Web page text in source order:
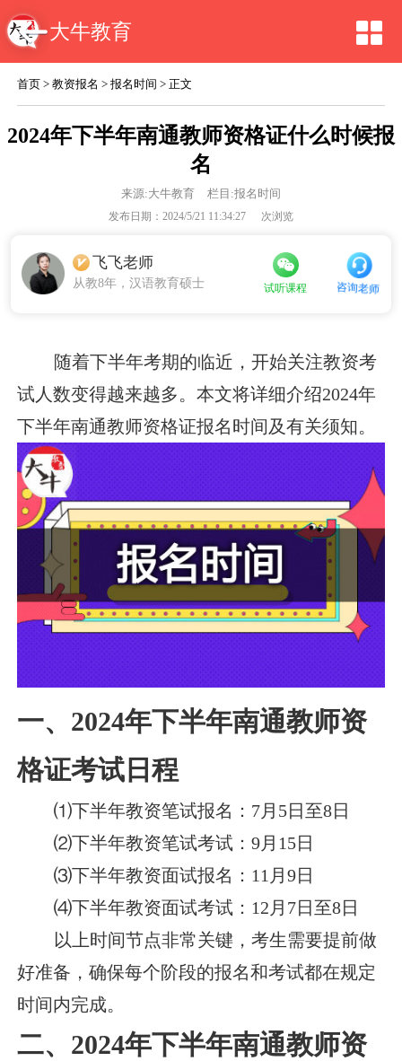
大牛教育
首页 >教资报名 >报名时间 > 正文
2024年下半年南通教师资格证什么时候报
名
来源:大牛教育 栏目:报名时间
发布日期：2024/5/21 11:34:27 次浏览
飞飞老师
从教8年，汉语教育硕士 试听课程 咨询老师
随着下半年考期的临近，开始关注教资考
试人数变得越来越多。本文将详细介绍2024年
下半年南通教师资格证报名时间及有关须知。
一、2024年下半年南通教师资
格证考试日程
⑴下半年教资笔试报名：7月5日至8日
⑵下半年教资笔试考试：9月15日
⑶下半年教资面试报名：11月9日
⑷下半年教资面试考试：12月7日至8日
以上时间节点非常关键，考生需要提前做
好准备，确保每个阶段的报名和考试都在规定
时间内完成。
二、2024年下半年南通教师资